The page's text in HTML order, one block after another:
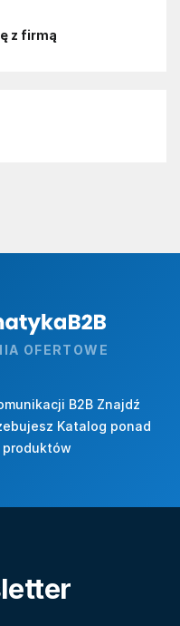
z firmą
OFERTOWE
B2B Znajdź
Katalog ponad